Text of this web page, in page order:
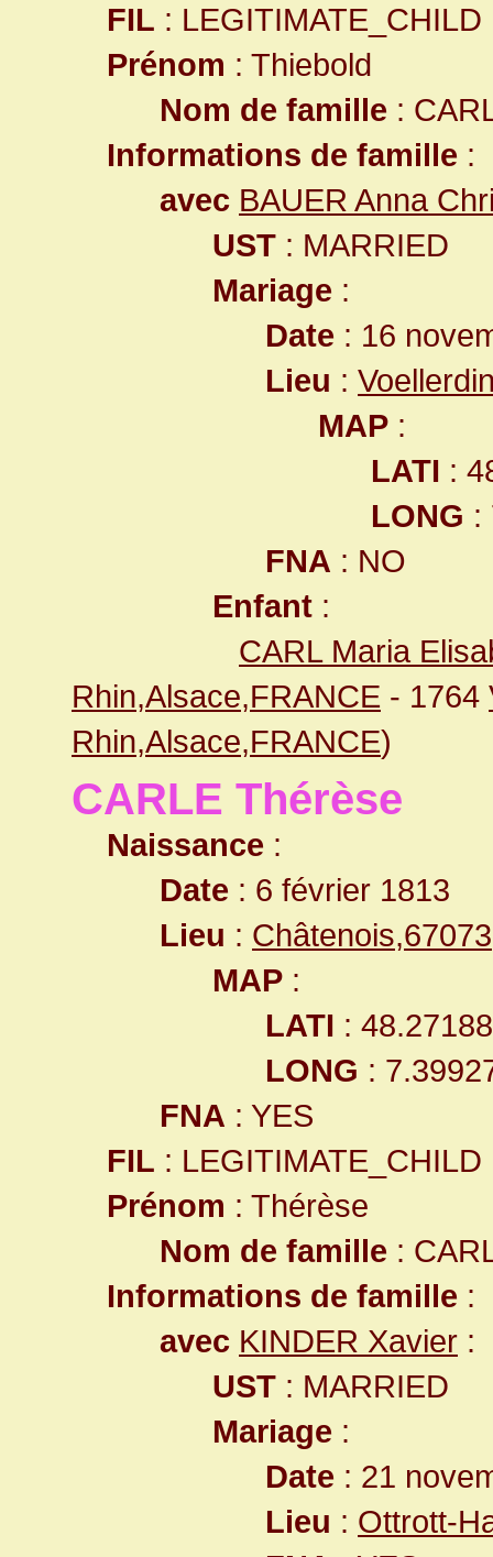
FIL : LEGITIMATE_CHILD
Prénom : Thiebold
Nom de famille :
Informations de famille :
avec BAUER Anna
UST : MARRIED
Mariage :
Date : 16
Lieu :
MAP :
LATI :
LONG :
FNA : NO
Enfant :
CARL Maria
Rhin,Alsace,FRANCE - 1764
Rhin,Alsace,FRANCE)
CARLE Thérèse
Naissance :
Date : 6 février 1813
Lieu :
MAP :
LATI :
LONG :
FNA : YES
FIL : LEGITIMATE_CHILD
Prénom : Thérèse
Nom de famille :
Informations de famille :
avec KINDER Xavier :
UST : MARRIED
Mariage :
Date : 21
Lieu : Ottrott-